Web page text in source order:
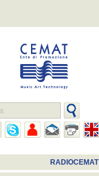
RADIOCEMAT